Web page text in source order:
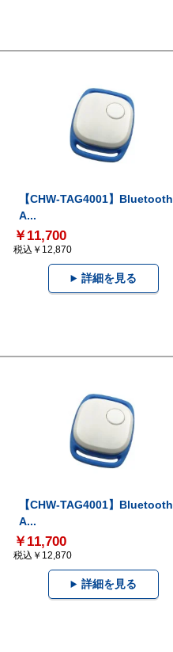
【CHW-TAG4001】Bluetooth
A...
￥11,700
税込￥12,870
詳細を見る
【CHW-TAG4001】Bluetooth
A...
￥11,700
税込￥12,870
詳細を見る